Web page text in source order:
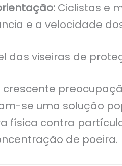
Ciclistas e
e a velocidade
das viseiras de
crescente
se uma solução
física contra
de poeira.